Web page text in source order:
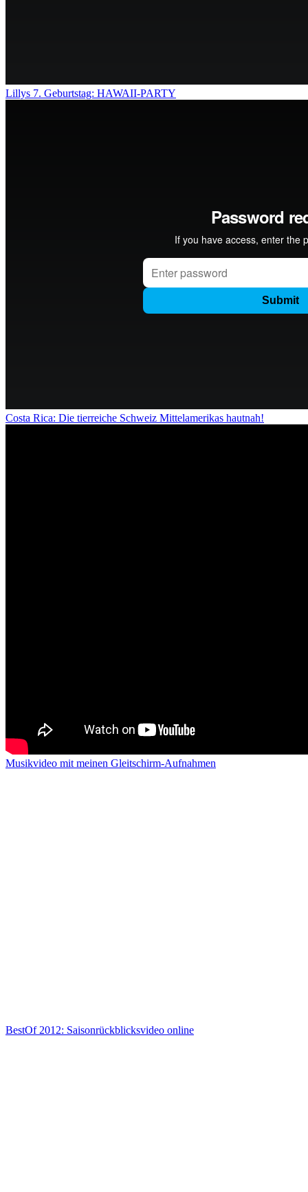
Lillys 7. Geburtstag: HAWAII-PARTY
Costa Rica: Die tierreiche Schweiz Mittelamerikas hautnah!
Musikvideo mit meinen Gleitschirm-Aufnahmen
BestOf 2012: Saisonrückblicksvideo online